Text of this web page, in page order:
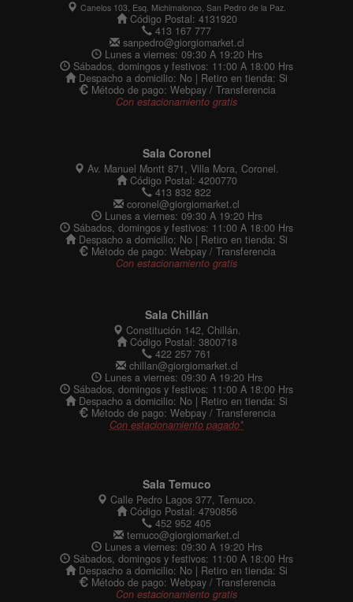
Canelos 103, Esq. Michimalonco, San Pedro de la Paz.
Código Postal: 4131920
413 167 777
sanpedro@giorgiomarket.cl
Lunes a viernes: 09:30 A 19:20 Hrs
Sábados, domingos y festivos: 11:00 A 18:00 Hrs
Despacho a domicilio: No | Retiro en tienda: Si
Método de pago: Webpay / Transferencia
Con estacionamiento gratis
Sala Coronel
Av. Manuel Montt 871, Villa Mora, Coronel.
Código Postal: 4200770
413 832 822
coronel@giorgiomarket.cl
Lunes a viernes: 09:30 A 19:20 Hrs
Sábados, domingos y festivos: 11:00 A 18:00 Hrs
Despacho a domicilio: No | Retiro en tienda: Si
Método de pago: Webpay / Transferencia
Con estacionamiento gratis
Sala Chillán
Constitución 142, Chillán.
Código Postal: 3800718
422 257 761
chillan@giorgiomarket.cl
Lunes a viernes: 09:30 A 19:20 Hrs
Sábados, domingos y festivos: 11:00 A 18:00 Hrs
Despacho a domicilio: No | Retiro en tienda: Si
Método de pago: Webpay / Transferencia
Con estacionamiento pagado*
Sala Temuco
Calle Pedro Lagos 377, Temuco.
Código Postal: 4790856
452 952 405
temuco@giorgiomarket.cl
Lunes a viernes: 09:30 A 19:20 Hrs
Sábados, domingos y festivos: 11:00 A 18:00 Hrs
Despacho a domicilio: No | Retiro en tienda: Si
Método de pago: Webpay / Transferencia
Con estacionamiento gratis